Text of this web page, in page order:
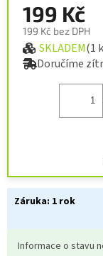
199 Kč
199 Kč bez DPH
Měrná cena:
SKLADEM(1
Doručíme
Záruka: 1 rok
Informace o stavu